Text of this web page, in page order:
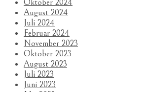
Oktober 2024
August 2024
Juli 2024
Februar 2024
November 2023
Oktober 2023
August 2023
Juli 2023
Juni 2023